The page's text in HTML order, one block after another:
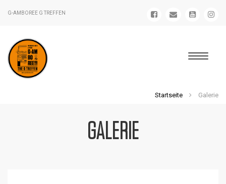
G-AMBOREE G TREFFEN
Startseite Galerie
GALERIE